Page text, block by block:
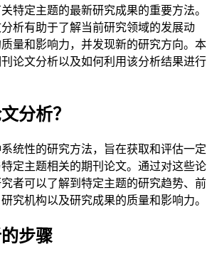
特定主题的最新研究成果的重要方法。
析有助于了解当前研究领域的发展动
量和影响力，并发现新的研究方向。本
论文分析以及如何利用该分析结果进行
分析？
统性的研究方法，旨在获取和评估一定
定主题相关的期刊论文。通过对这些论
者可以了解到特定主题的研究趋势、前
究机构以及研究成果的质量和影响力。
步骤